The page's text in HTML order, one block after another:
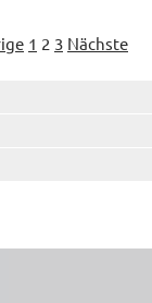
1 2 3 Nächste